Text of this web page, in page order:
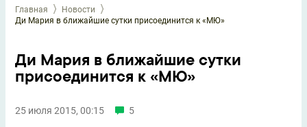
Главная
Новости
Ди Мария в ближайшие сутки присоединится к «МЮ»
Ди Мария в ближайшие сутки
присоединится к «МЮ»
25 июля 2015, 00:15 5